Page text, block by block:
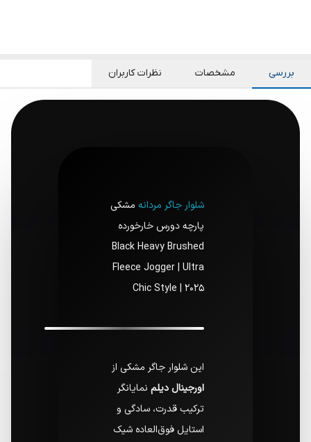
بررسی مشخصات نظرات کاربران
شلوار جاگر مردانه مشکی
پارچه دورس خارخورده
Black Heavy Brushed
Fleece Jogger | Ultra
Chic Style | 2025
این شلوار جاگر مشکی از
اورجینال دیلم نمایانگر
ترکیب قدرت، سادگی و
استایل فوق‌العاده شیک